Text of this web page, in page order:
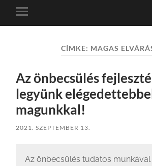
Toggle
mobile
CÍMKE: MAGAS
Az önbecsülés
legyünk
magunkkal!
2021. SZEPTEMBER 13.
Az önbecsülés tudatos munkával